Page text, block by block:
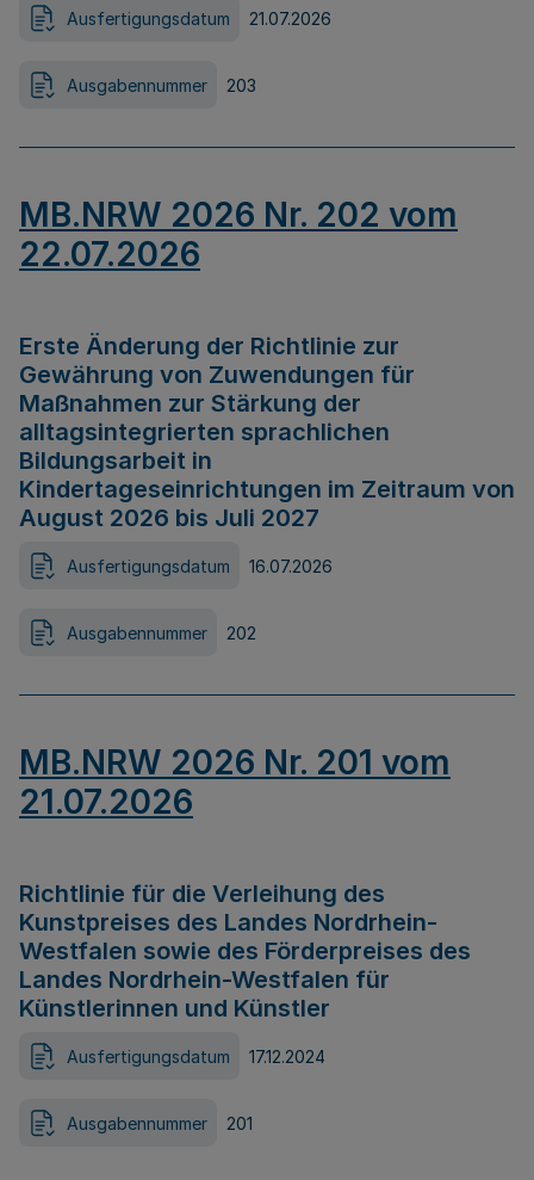
Ausfertigungsdatum 21.07.2026
Ausgabennummer 203
MB.NRW 2026 Nr. 202 vom
22.07.2026
Erste Änderung der Richtlinie zur
Gewährung von Zuwendungen für
Maßnahmen zur Stärkung der
alltagsintegrierten sprachlichen
Bildungsarbeit in
Kindertageseinrichtungen im Zeitraum von
August 2026 bis Juli 2027
Ausfertigungsdatum 16.07.2026
Ausgabennummer 202
MB.NRW 2026 Nr. 201 vom
21.07.2026
Richtlinie für die Verleihung des
Kunstpreises des Landes Nordrhein-
Westfalen sowie des Förderpreises des
Landes Nordrhein-Westfalen für
Künstlerinnen und Künstler
Ausfertigungsdatum 17.12.2024
Ausgabennummer 201